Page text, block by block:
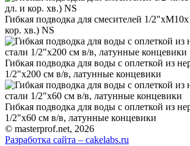
Гибкая подводка для смесителей 1/
кор. хв.) NS
Гибкая подводка для воды с оплеткой из
1/2"х200 см в/в, латунные концевики
Гибкая подводка для воды с оплеткой из
1/2"х60 см в/в, латунные концевики
© masterprof.net, 2026
Разработка сайта – cakelabs.ru